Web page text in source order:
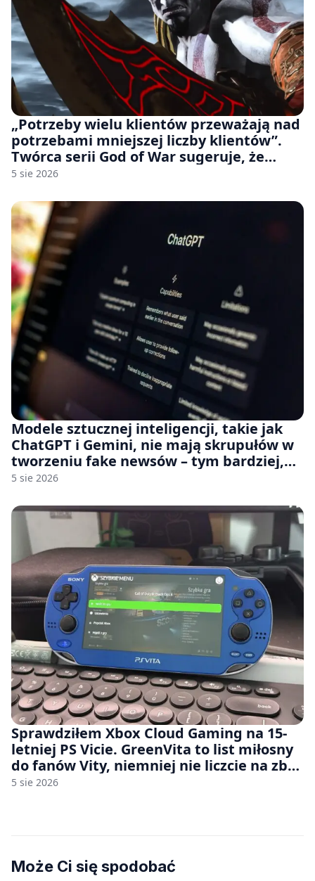
„Potrzeby wielu klientów przeważają nad
potrzebami mniejszej liczby klientów”.
Twórca serii God of War sugeruje, że
rozumie, dlaczego Sony rezygnuje z gier
5 sie 2026
Modele sztucznej inteligencji, takie jak
ChatGPT i Gemini, nie mają skrupułów w
tworzeniu fake newsów – tym bardziej,
jeśli rozmawiasz z nimi po polsku
5 sie 2026
Sprawdziłem Xbox Cloud Gaming na 15-
letniej PS Vicie. GreenVita to list miłosny
do fanów Vity, niemniej nie liczcie na zbyt
wiele [FELIETON]
5 sie 2026
Może Ci się spodobać